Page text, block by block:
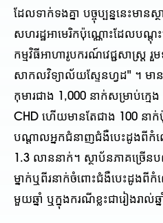
ដែលទាក់ទងគ្នា បច្ចុប្បន្ននេះមាន
សហរដ្ឋអាមេរិកប៉ុណ្ណោះដែលបណ្តុ
កម្មវិធីអាហារូបករណ៍វេជ្ជសាស្ត្រ រួ
សាកលវិទ្យាល័យស្ទែនហ្វដ" ។ មា
កុមារជាង 1,000 នាក់សម្រាប់ក្ម
CHD ហើយមានតែជាង 100 នា
បណ្តាលអ្នកជំនាញជំងឺបេះដូងពី
1.3 លាននាក់។ ស្ថាប័នភាគច្រើ
ម្នាក់ឬពីរនាក់ចំពោះជំងឺបេះដូង
មួយឆ្នាំ ឬក្នុងករណីខ្លះជារៀងរាល់ឆ្ន